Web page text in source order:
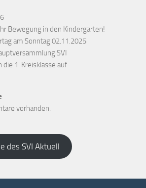
Bewegung in den Kindergarten!
am Sonntag 02.11.2025
SVI
1. Kreisklasse auf
vorhanden.
des SVI Aktuell